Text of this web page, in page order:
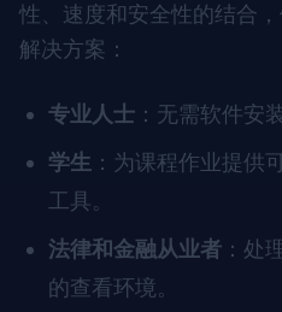
性、速度和安全性的结合
解决方案：
专业人士 ：无需软件安
学生 ：为课程作业提供
工具。
法律和金融从业者 ：处
的查看环境。